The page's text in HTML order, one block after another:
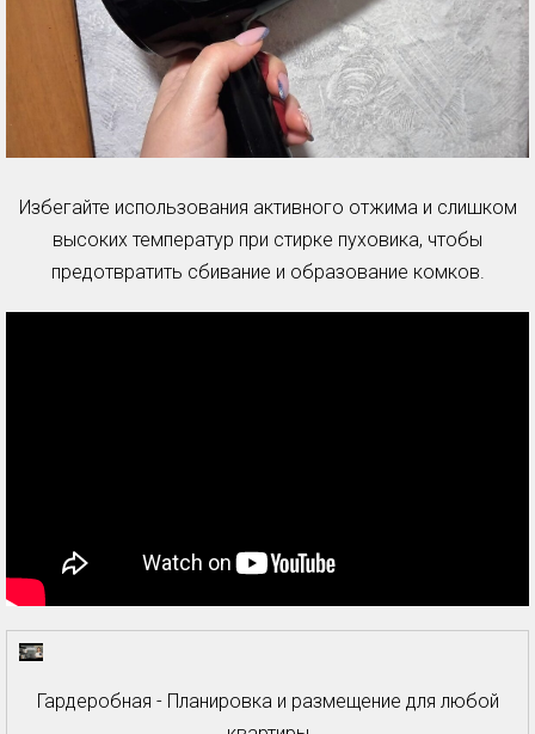
Избегайте использования активного отжима и слишком
высоких температур при стирке пуховика, чтобы
предотвратить сбивание и образование комков.
Гардеробная - Планировка и размещение для любой